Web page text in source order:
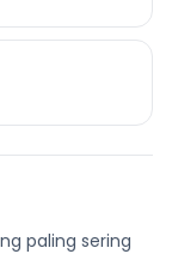
paling sering